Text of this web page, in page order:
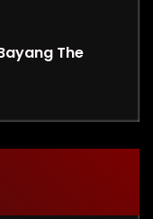
The